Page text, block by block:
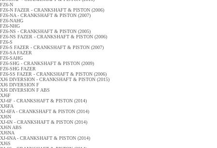
FZ6-N
FZ6-N FAZER - CRANKSHAFT & PISTON (2006)
FZ6-NA - CRANKSHAFT & PISTON (2007)
FZ6-NAHG
FZ6-NHG
FZ6-NS - CRANKSHAFT & PISTON (2005)
FZ6-NS FAZER - CRANKSHAFT & PISTON (2006)
FZ6-S
FZ6-S FAZER - CRANKSHAFT & PISTON (2007)
FZ6-SA FAZER
FZ6-SAHG
FZ6-SHG - CRANKSHAFT & PISTON (2009)
FZ6-SHG FAZER
FZ6-SS FAZER - CRANKSHAFT & PISTON (2006)
XJ6 DIVERSION - CRANKSHAFT & PISTON (2015)
XJ6 DIVERSION F
XJ6 DIVERSION F ABS
XJ6F
XJ-6F - CRANKSHAFT & PISTON (2014)
XJ6FA
XJ-6FA - CRANKSHAFT & PISTON (2014)
XJ6N
XJ-6N - CRANKSHAFT & PISTON (2014)
XJ6N ABS
XJ6NA
XJ-6NA - CRANKSHAFT & PISTON (2014)
XJ6S